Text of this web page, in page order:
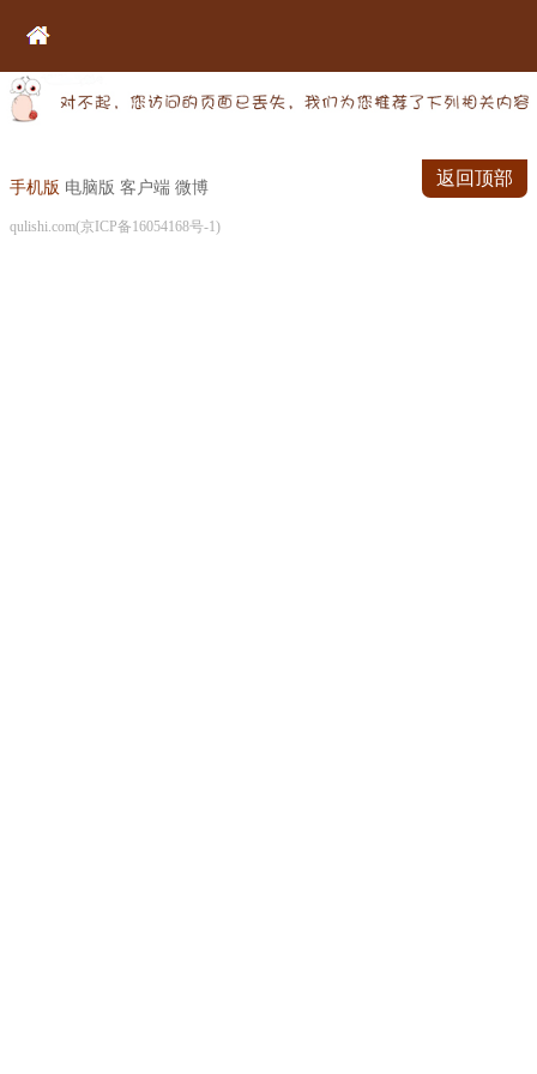
手机版 电脑版 客户端 微博
qulishi.com(京ICP备16054168号-1)
返回顶部